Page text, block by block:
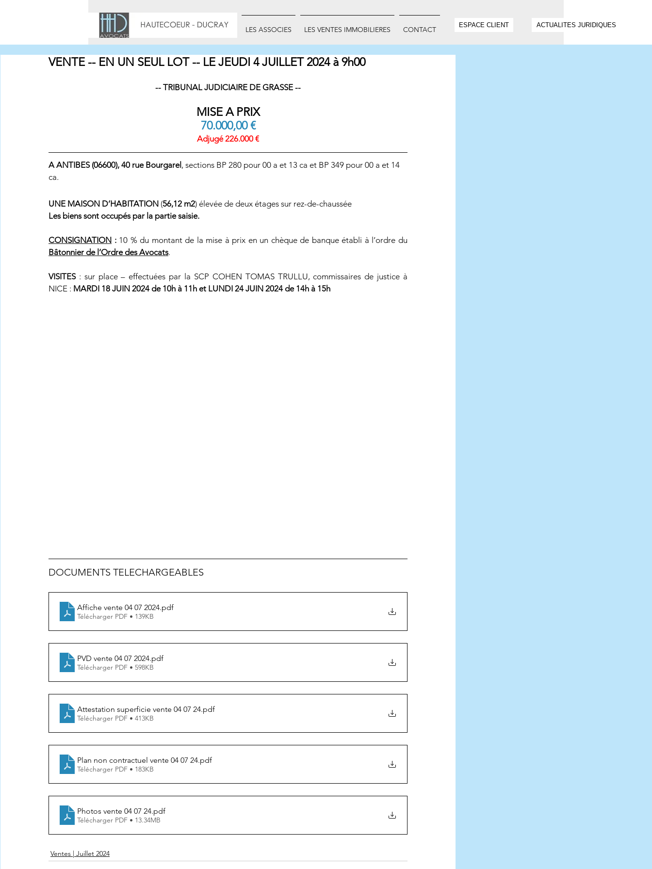
LE CABINET LES ASSOCIES LES VENTES IMMOBILIERES CONTACT
ESPACE CLIENT ACTUALITES JURIDIQUES
VENTE -- EN UN SEUL LOT -- LE JEUDI 4 JUILLET 2024 à 9h00
-- TRIBUNAL JUDICIAIRE DE GRASSE --
MISE A PRIX
70.000,00 €
Adjugé 226.000 €
A ANTIBES (06600), 40 rue Bourgarel , sections BP 280 pour 00 a et 13 ca et BP 349 pour 00 a et 14
ca.
UNE MAISON D’HABITATION (56,12 m2) élevée de deux étages sur rez-de-chaussée
Les biens sont occupés par la partie saisie.
CONSIGNATION :
Bâtonnier de l’Ordre des Avocats.
VISITES : sur place – effectuées par la SCP COHEN TOMAS TRULLU, commissaires de justice à
NICE : MARDI 18 JUIN 2024 de 10h à 11h et LUNDI 24 JUIN 2024 de 14h à 15h
DOCUMENTS TELECHARGEABLES
Affiche vente 04 07 2024.pdf
Télécharger PDF • 139KB
PVD vente 04 07 2024.pdf
Télécharger PDF • 598KB
Attestation superficie vente 04 07 24.pdf
Télécharger PDF • 413KB
Plan non contractuel vente 04 07 24.pdf
Télécharger PDF • 183KB
Photos vente 04 07 24.pdf
Télécharger PDF • 13.34MB
Ventes | Juillet 2024